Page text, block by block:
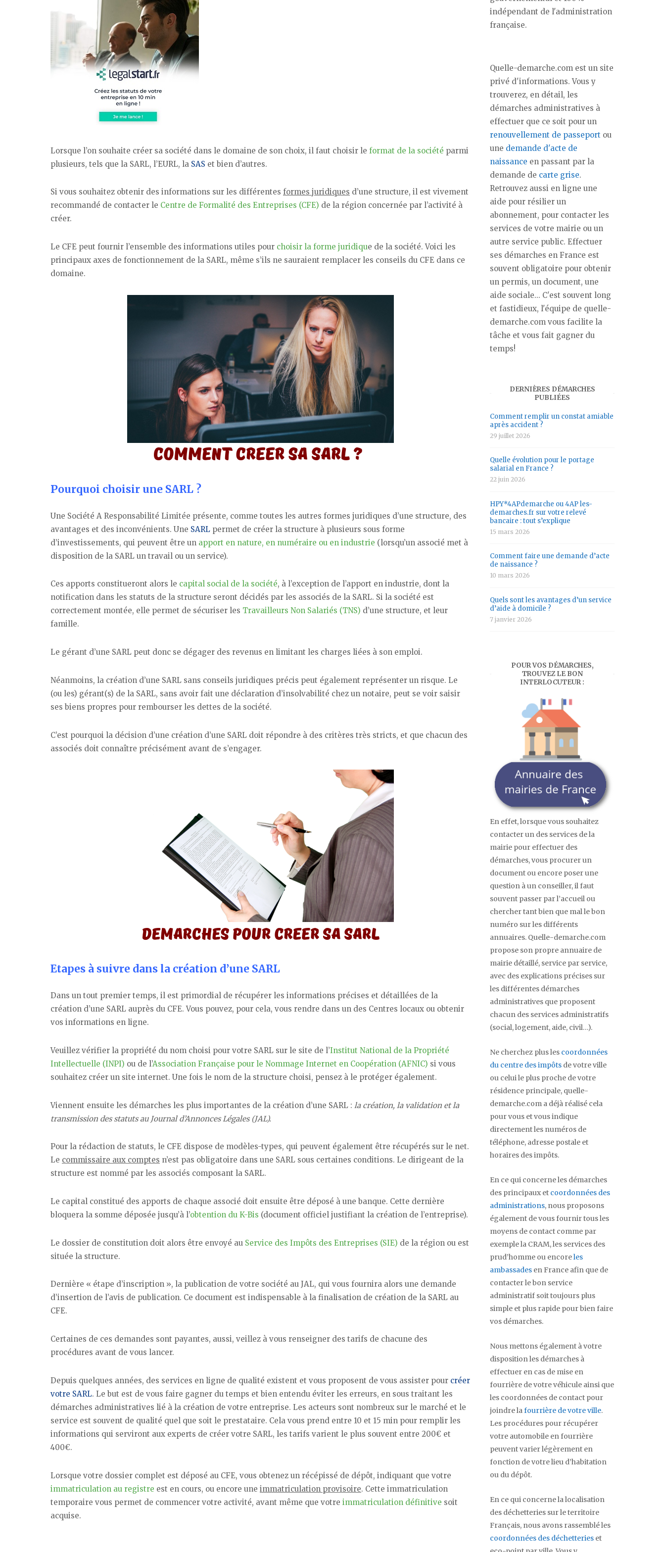
Lorsque l’on souhaite créer sa société dans le domaine de son choix, il faut choisir le format de la société parmi
plusieurs, tels que la SARL, l’EURL, la SAS et bien d’autres.
Si vous souhaitez obtenir des informations sur les différentes formes juridiques d’une structure, il est vivement
recommandé de contacter le Centre de Formalité des Entreprises (CFE) de la région concernée par l’activité à
créer.
Le CFE peut fournir l’ensemble des informations utiles pour choisir la forme juridique de la société. Voici les
principaux axes de fonctionnement de la SARL, même s’ils ne sauraient remplacer les conseils du CFE dans ce
domaine.
Pourquoi choisir une SARL ?
Une Société A Responsabilité Limitée présente, comme toutes les autres formes juridiques d’une structure, des
avantages et des inconvénients. Une SARL permet de créer la structure à plusieurs sous forme
d’investissements, qui peuvent être un apport en nature, en numéraire ou en industrie (lorsqu’un associé met à
disposition de la SARL un travail ou un service).
Ces apports constitueront alors le capital social de la société, à l’exception de l’apport en industrie, dont la
notification dans les statuts de la structure seront décidés par les associés de la SARL. Si la société est
correctement montée, elle permet de sécuriser les Travailleurs Non Salariés (TNS) d’une structure, et leur
famille.
Le gérant d’une SARL peut donc se dégager des revenus en limitant les charges liées à son emploi.
Néanmoins, la création d’une SARL sans conseils juridiques précis peut également représenter un risque. Le
(ou les) gérant(s) de la SARL, sans avoir fait une déclaration d’insolvabilité chez un notaire, peut se voir saisir
ses biens propres pour rembourser les dettes de la société.
C’est pourquoi la décision d’une création d’une SARL doit répondre à des critères très stricts, et que chacun des
associés doit connaître précisément avant de s’engager.
Etapes à suivre dans la création d’une SARL
Dans un tout premier temps, il est primordial de récupérer les informations précises et détaillées de la
création d’une SARL auprès du CFE. Vous pouvez, pour cela, vous rendre dans un des Centres locaux ou obtenir
vos informations en ligne.
Veuillez vérifier la propriété du nom choisi pour votre SARL sur le site de l’Institut National de la Propriété
Intellectuelle (INPI) ou de l’Association Française pour le Nommage Internet en Coopération (AFNIC) si vous
souhaitez créer un site internet. Une fois le nom de la structure choisi, pensez à le protéger également.
Viennent ensuite les démarches les plus importantes de la création d’une SARL : la création, la validation et la
transmission des statuts au Journal d’Annonces Légales (JAL).
Pour la rédaction de statuts, le CFE dispose de modèles-types, qui peuvent également être récupérés sur le net.
Le commissaire aux comptes n’est pas obligatoire dans une SARL sous certaines conditions. Le dirigeant de la
structure est nommé par les associés composant la SARL.
Le capital constitué des apports de chaque associé doit ensuite être déposé à une banque. Cette dernière
bloquera la somme déposée jusqu’à l’obtention du K-Bis (document officiel justifiant la création de l’entreprise).
Le dossier de constitution doit alors être envoyé au Service des Impôts des Entreprises (SIE) de la région ou est
située la structure.
Dernière « étape d’inscription », la publication de votre société au JAL, qui vous fournira alors une demande
d’insertion de l’avis de publication. Ce document est indispensable à la finalisation de création de la SARL au
CFE.
Certaines de ces demandes sont payantes, aussi, veillez à vous renseigner des tarifs de chacune des
procédures avant de vous lancer.
Depuis quelques années, des services en ligne de qualité existent et vous proposent de vous assister pour créer
votre SARL. Le but est de vous faire gagner du temps et bien entendu éviter les erreurs, en sous traitant les
démarches administratives lié à la création de votre entreprise. Les acteurs sont nombreux sur le marché et le
service est souvent de qualité quel que soit le prestataire. Cela vous prend entre 10 et 15 min pour remplir les
informations qui serviront aux experts de créer votre SARL, les tarifs varient le plus souvent entre 200€ et
400€.
Lorsque votre dossier complet est déposé au CFE, vous obtenez un récépissé de dépôt, indiquant que votre
immatriculation au registre est en cours, ou encore une immatriculation provisoire. Cette immatriculation
temporaire vous permet de commencer votre activité, avant même que votre immatriculation définitive soit
acquise.
indépendant de l'administration
française.
Quelle-demarche.com est un site
privé d'informations. Vous y
trouverez, en détail, les
démarches administratives à
effectuer que ce soit pour un
renouvellement de passeport ou
une demande d'acte de
naissance en passant par la
demande de carte grise.
Retrouvez aussi en ligne une
aide pour résilier un
abonnement, pour contacter les
services de votre mairie ou un
autre service public. Effectuer
ses démarches en France est
souvent obligatoire pour obtenir
un permis, un document, une
aide sociale... C'est souvent long
et fastidieux, l'équipe de quelle-
demarche.com vous facilite la
tâche et vous fait gagner du
temps!
DERNIÈRES DÉMARCHES
PUBLIÉES
Comment remplir un constat amiable
après accident ?
29 juillet 2026
Quelle évolution pour le portage
salarial en France ?
22 juin 2026
HPY*4APdemarche ou 4AP les-
demarches.fr sur votre relevé
bancaire : tout s’explique
15 mars 2026
Comment faire une demande d’acte
de naissance ?
10 mars 2026
Quels sont les avantages d’un service
d’aide à domicile ?
7 janvier 2026
POUR VOS DÉMARCHES,
TROUVEZ LE BON
INTERLOCUTEUR :
En effet, lorsque vous souhaitez
contacter un des services de la
mairie pour effectuer des
démarches, vous procurer un
document ou encore poser une
question à un conseiller, il faut
souvent passer par l’accueil ou
chercher tant bien que mal le bon
numéro sur les différents
annuaires. Quelle-demarche.com
propose son propre annuaire de
mairie détaillé, service par service,
avec des explications précises sur
les différentes démarches
administratives que proposent
chacun des services administratifs
(social, logement, aide, civil…).
Ne cherchez plus les coordonnées
du centre des impôts de votre ville
ou celui le plus proche de votre
résidence principale, quelle-
demarche.com a déjà réalisé cela
pour vous et vous indique
directement les numéros de
téléphone, adresse postale et
horaires des impôts.
En ce qui concerne les démarches
des principaux et coordonnées des
administrations, nous proposons
également de vous fournir tous les
moyens de contact comme par
exemple la CRAM, les services des
prud’homme ou encoreles
ambassades en France afin que de
contacter le bon service
administratif soit toujours plus
simple et plus rapide pour bien faire
vos démarches.
Nous mettons également à votre
disposition les démarches à
effectuer en cas de mise en
fourrière de votre véhicule ainsi que
les coordonnées de contact pour
joindre lafourrière de votre ville.
Les procédures pour récupérer
votre automobile en fourrière
peuvent varier légèrement en
fonction de votre lieu d’habitation
ou du dépôt.
En ce qui concerne la localisation
des déchetteries sur le territoire
Français, nous avons rassemblé les
coordonnées des déchetteries et